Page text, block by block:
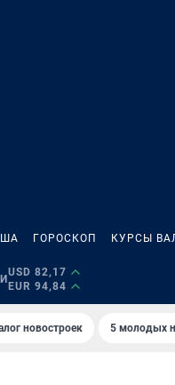
ГОРОСКОП КУРСЫ
USD 82,17
EUR 94,84
новостроек 5 молодых